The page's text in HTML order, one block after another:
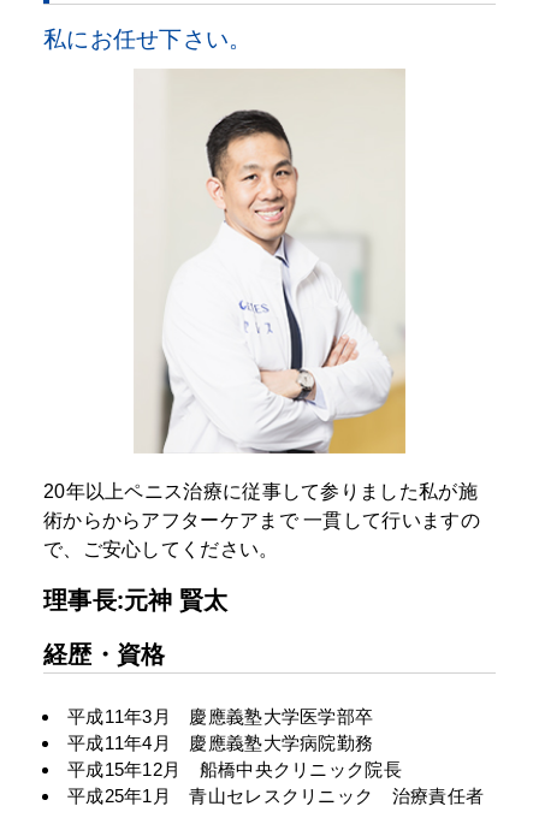
私にお任せ下さい。
20年以上ペニス治療に従事して参りました私が施
術からからアフターケアまで一貫して行いますの
で、ご安心してください。
理事長:元神 賢太
経歴・資格
平成11年3月 慶應義塾大学医学部卒
平成11年4月 慶應義塾大学病院勤務
平成15年12月 船橋中央クリニック院長
平成25年1月 青山セレスクリニック 治療責任者